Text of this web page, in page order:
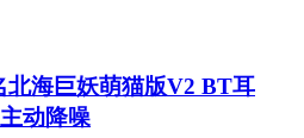
北海巨妖萌猫版V2 BT耳
动降噪